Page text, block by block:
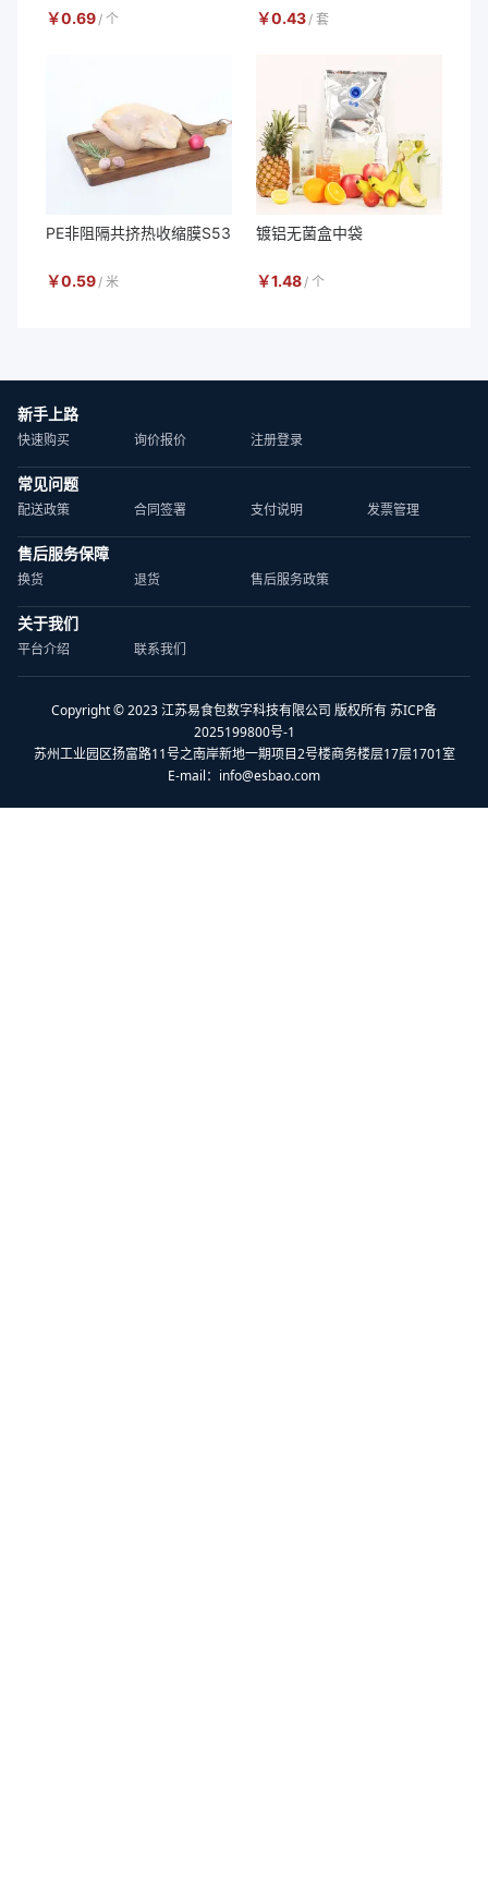
￥0.69/ 个 ￥0.43/ 套
PE非阻隔共挤热收缩膜S53
￥0.59 / 米
镀铝无菌盒中袋
￥1.48 / 个
新手上路
快速购买 询价报价 注册登录
常见问题
配送政策 合同签署 支付说明 发票管理
售后服务保障
换货 退货 售后服务政策
关于我们
平台介绍 联系我们
Copyright © 2023 江苏易食包数字科技有限公司 版权所有 苏ICP备
2025199800号-1
苏州工业园区扬富路11号之南岸新地一期项目2号楼商务楼层17层1701室
E-mail： info@esbao.com